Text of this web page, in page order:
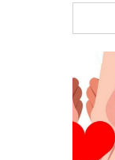
11:35
10:56